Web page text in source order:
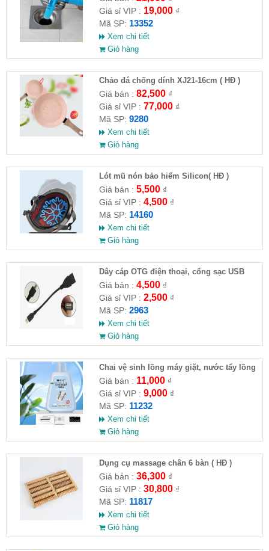
Giá sỉ VIP : 19,000₫
Mã SP: 13352
Xem chi tiết
Giỏ hàng
Chảo đá chống dính XJ21-16cm ( HĐ )
Giá bán : 82,500₫
Giá sỉ VIP : 77,000₫
Mã SP: 9280
Xem chi tiết
Giỏ hàng
Lót mũ nón bảo hiểm Silicon( HĐ )
Giá bán : 5,500₫
Giá sỉ VIP : 4,500₫
Mã SP: 14160
Xem chi tiết
Giỏ hàng
Dây cáp OTG điện thoại, cổng sạc USB
Giá bán : 4,500₫
Giá sỉ VIP : 2,500₫
Mã SP: 2963
Xem chi tiết
Giỏ hàng
Chai vệ sinh lồng máy giặt, nước tẩy lồng
máy giặt CLEANING FLUID
Giá bán : 11,000₫
Giá sỉ VIP : 9,000₫
Mã SP: 11232
Xem chi tiết
Giỏ hàng
Dụng cụ massage chân 6 bàn ( HĐ )
Giá bán : 36,300₫
Giá sỉ VIP : 30,800₫
Mã SP: 11817
Xem chi tiết
Giỏ hàng